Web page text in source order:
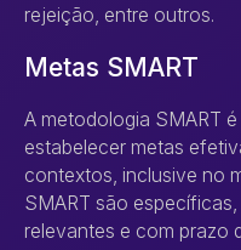
rejeição, entre outros.
Metas SMART
A metodologia SMART
estabelecer metas
contextos, inclusive no
SMART são
relevantes e com prazo